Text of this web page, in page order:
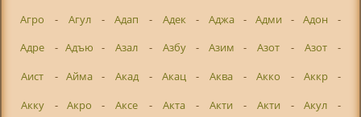
Агро
- Агул - Адап - Адек - Аджа - Адми - Адон
-
Адре
- Адъю - Азал - Азбу - Азим - Азот - Азот
-
Аист
- Айма - Акад - Акац - Аква - Акко - Аккр
-
Акку
- Акро - Аксе - Акта - Акти - Акти - Акул
-